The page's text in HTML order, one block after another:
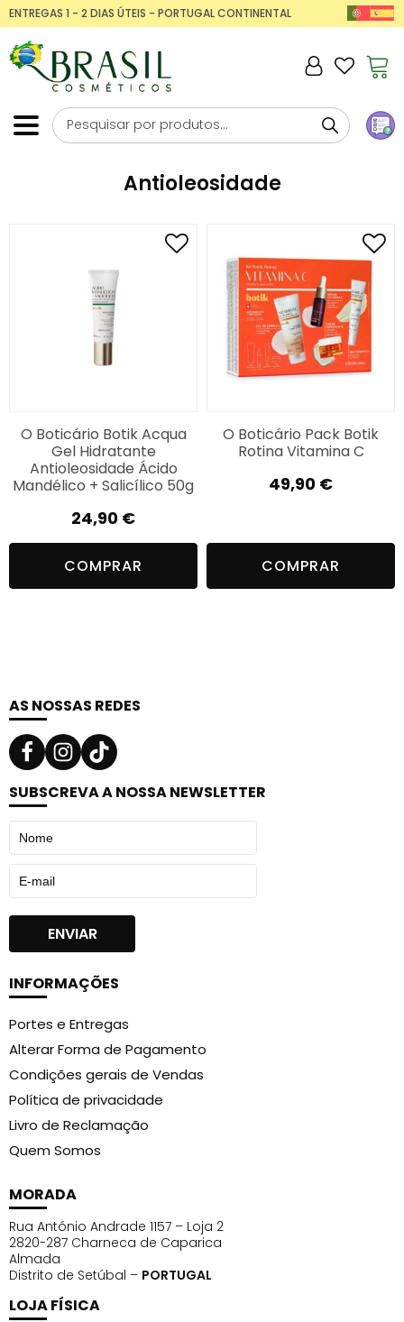
ENTREGAS 1 - 2 DIAS ÚTEIS - PORTUGAL CONTINENTAL
Antioleosidade
O Boticário Botik Acqua
Gel Hidratante
Antioleosidade Ácido
Mandélico + Salicílico 50g
24,90 €
COMPRAR
O Boticário Pack Botik
Rotina Vitamina C
49,90 €
COMPRAR
AS NOSSAS REDES
SUBSCREVA A NOSSA NEWSLETTER
INFORMAÇÕES
Portes e Entregas
Alterar Forma de Pagamento
Condições gerais de Vendas
Política de privacidade
Livro de Reclamação
Quem Somos
MORADA
Rua António Andrade 1157 – Loja 2
2820-287 Charneca de Caparica
Almada
Distrito de Setúbal – PORTUGAL
LOJA FÍSICA